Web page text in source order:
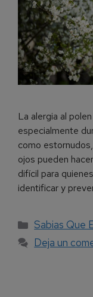
La alergia al
especialmente
como
ojos pueden
difícil para
identificar y
Sabias Que
Deja un